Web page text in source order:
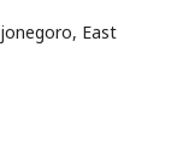
East